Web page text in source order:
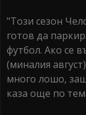
"Този сезон
готов да
футбол. Ако се
(миналия
много лошо,
каза още по